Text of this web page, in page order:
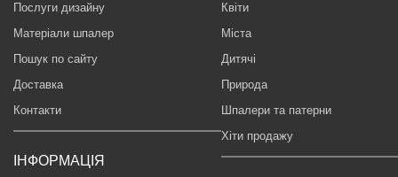
Послуги дизайну
Матеріали шпалер
Пошук по сайту
Доставка
Контакти
ІНФОРМАЦІЯ
Квіти
Міста
Дитячі
Природа
Шпалери та патерни
Хіти продажу